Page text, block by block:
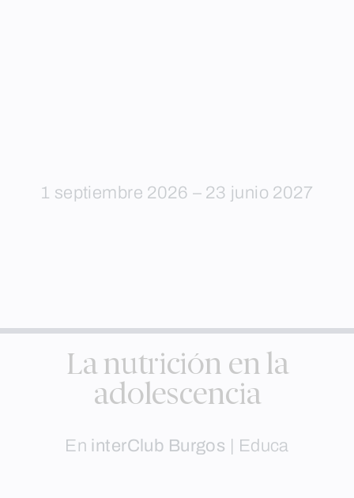
1 septiembre 2026 – 23 junio 2027
La nutrición en la
adolescencia
En interClub Burgos Educa